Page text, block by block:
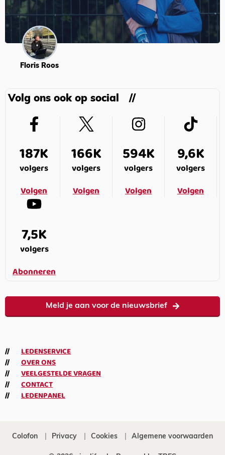
Floris Roos
Volg ons ook op social
187K
volgers
Volgen
166K
volgers
Volgen
594K
volgers
Volgen
9,6K
volgers
Volgen
7,5K
volgers
Abonneren
Meld je aan voor de nieuwsbrief
LEDENSERVICE
OVER ONS
VEELGESTELDE VRAGEN
CONTACT
LEDENPANEL
Colofon Privacy Cookies Algemene voorwaarden